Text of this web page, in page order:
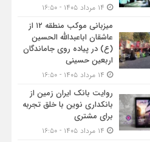
میزبانی موکب منطقه ۱۲ از
عاشقان اباعبدالله الحسین
(ع) در پیاده روی جاماندگان
اربعین حسینی
روایت بانک ایران زمین از
بانکداری نوین با خلق تجربه
برای مشتری